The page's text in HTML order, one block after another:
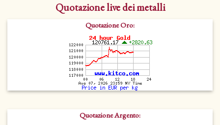
Quotazione live dei metalli
Quotazione Oro:
Quotazione Argento: